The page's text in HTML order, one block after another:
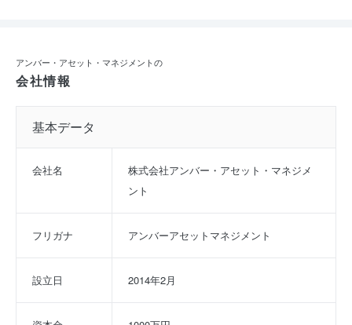
アンバー・アセット・マネジメントの
会社情報
基本データ
会社名
株式会社アンバー・アセット・マネジメ
ント
フリガナ アンバーアセットマネジメント
設立日 2014年2月